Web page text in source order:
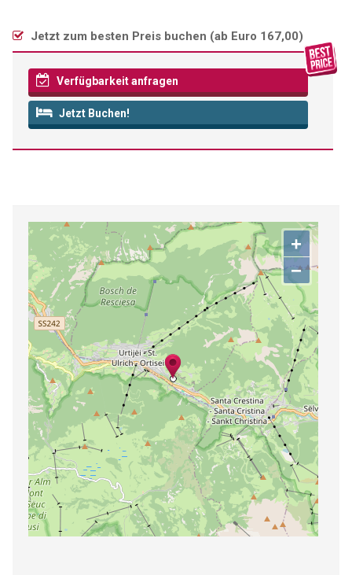
Jetzt zum besten Preis buchen (ab Euro 167,00)
Verfügbarkeit anfragen
Jetzt Buchen!
+
−